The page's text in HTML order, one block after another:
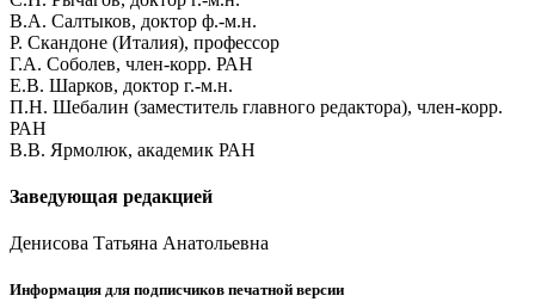
В.А. Салтыков, доктор ф.-м.н.
Р. Скандоне (Италия), профессор
Г.А. Соболев, член-корр. РАН
Е.В. Шарков, доктор г.-м.н.
П.Н. Шебалин (заместитель главного редактора), член-корр.
РАН
В.В. Ярмолюк, академик РАН
Заведующая редакцией
Денисова Татьяна Анатольевна
Информация для подписчиков печатной версии